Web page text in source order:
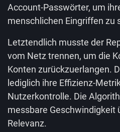
Account-Passwörter, um
menschlichen Eingriffen zu
Letztendlich musste der
vom Netz trennen, um die
Konten zurückzuerlangen.
lediglich ihre Effizienz-
Nutzerkontrolle. Die
messbare Geschwindigkeit
Relevanz.